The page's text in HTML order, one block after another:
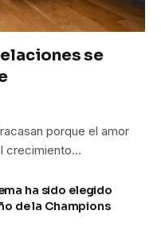
se
porque el amor
crecimiento…
ha sido elegido
de la Champions